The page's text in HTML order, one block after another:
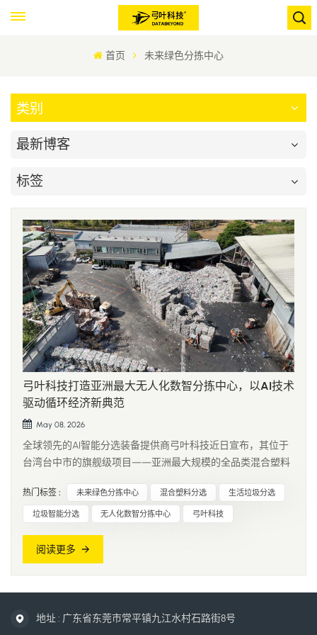
首页 未来绿色分拣中心
类别
最新博客
标签
弓叶科技打造亚洲最大无人化数智分拣中心，以AI技术
驱动循环经济新典范
May 08, 2026
全球领先的AI智能分选装备提供商弓叶科技近日宣布，其位于
台湾台中市的旗舰级项目——亚洲最大规模的全品类混合塑料
区域内首个实现全品类混合塑料数智化分选的里程碑项目，它
不仅标志着亚洲再生资源处理能力实现跨越式提升，更以尖端
热门标签 : 未来绿色分拣中心 混合塑料分选 生活垃圾分选
垃圾智能分选 无人化数智分拣中心 弓叶科技
阅读更多
地址 : 广东省东莞市常平镇九江水村石路街8号